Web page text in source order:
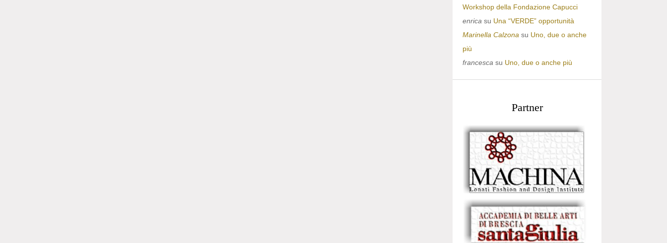
Workshop della Fondazione Capucci
enrica su Una “VERDE” opportunità
Marinella Calzona su Uno, due o anche
più
francesca su Uno, due o anche più
Partner